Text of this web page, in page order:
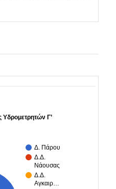
Γ’
Δ. Πάρου
Δ.Δ.
Νάουσας
Δ.Δ.
Αγκαιρ…